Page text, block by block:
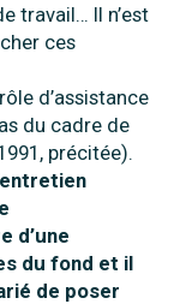
travail… Il n’est
ces
d’assistance
du cadre de
précitée).
d’une
du fond et il
de poser